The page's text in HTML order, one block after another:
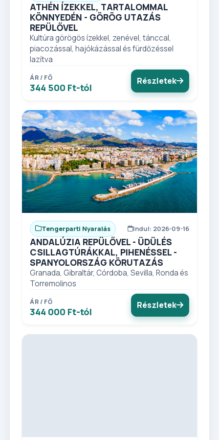
ATHÉN ÍZEKKEL, TARTALOMMAL
KÖNNYEDÉN - GÖRÖG UTAZÁS
REPÜLŐVEL
Kultúra görögös ízekkel, zenével, tánccal,
piacozással, hajókázással és fürdőzéssel
lazítva
ÁR / FŐ
344 500 Ft-tól
Részletek
Tengerparti Nyaralás Indul: 2026-09-16
ANDALÚZIA REPÜLŐVEL - ÜDÜLÉS
CSILLAGTÚRÁKKAL, PIHENÉSSEL -
SPANYOLORSZÁG KÖRUTAZÁS
Granada, Gibraltár, Córdoba, Sevilla, Ronda és
Torremolinos
ÁR / FŐ
344 000 Ft-tól
Részletek